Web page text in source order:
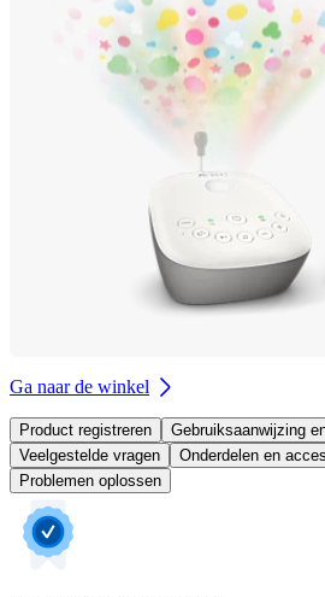
Ga naar de winkel
Product registreren
Gebruiksaanwijzing
Veelgestelde vragen
Onderdelen en
Problemen oplossen